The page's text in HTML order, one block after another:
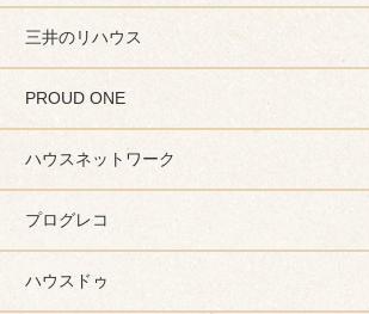
三井のリハウス
PROUD ONE
ハウスネットワーク
プログレコ
ハウスドゥ